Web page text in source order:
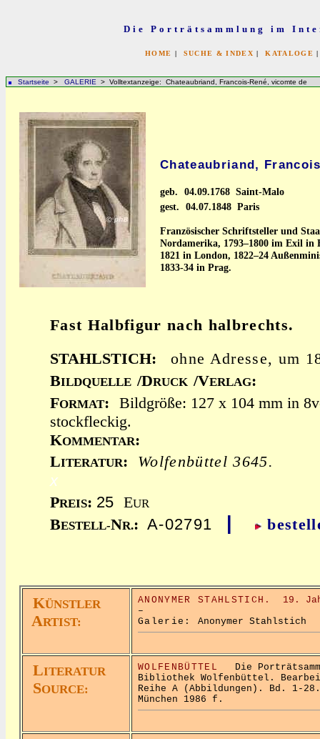
Die Porträtsammlung im
HOME | SUCHE & INDEX |KATALOGE
Startseite > GALERIE > Volltextanzeige: Chateaubriand, Francois-René, vicomte de
Chateaubriand,
geb.
04.09.1768 Saint-Malo
gest.
04.07.1848 Paris
Französischer Schriftsteller und
Nordamerika, 1793–1800 im Exil in
1821 in London, 1822–24
1833-34 in Prag.
Fast Halbfigur nach halbrechts.
STAHLSTICH:
ohne Adresse, um
BILDQUELLE /DRUCK /VERLAG:
FORMAT:
Bildgröße: 127 x 104 mm in
stockfleckig.
KOMMENTAR:
LITERATUR: Wolfenbüttel 3645.
x
PREIS: 25 EUR
BESTELL-NR.: A-02791 |
KÜNSTLER
ARTIST:
ANONYMER STAHLSTICH.
19.
–
Galerie: Anonymer Stahlstich
LITERATUR
SOURCE:
WOLFENBÜTTEL
Die
Bibliothek Wolfenbüttel.
Reihe A (Abbildungen). Bd. 1-
München 1986 f.